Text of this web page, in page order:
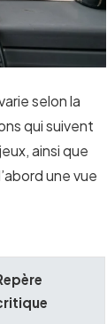
selon la
qui suivent
ainsi que
une vue